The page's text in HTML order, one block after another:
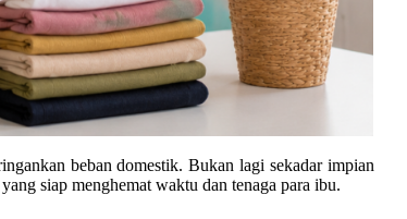
beban domestik. Bukan lagi sekadar impian
siap menghemat waktu dan tenaga para ibu.